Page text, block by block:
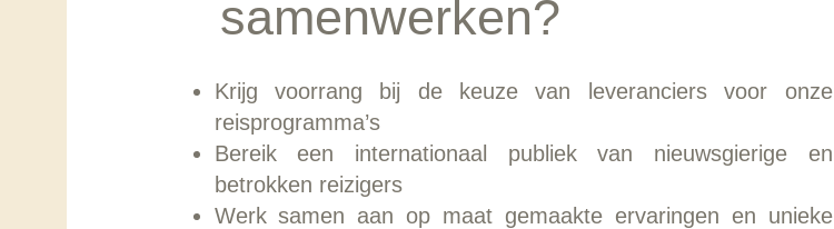
samenwerken?
Krijg voorrang bij de keuze van leveranciers voor onze
reisprogramma’s
Bereik een internationaal publiek van nieuwsgierige en
betrokken reizigers
Werk samen aan op maat gemaakte ervaringen en unieke